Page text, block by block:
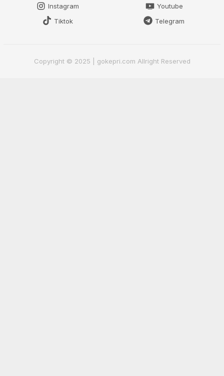
Instagram
Youtube
Tiktok
Telegram
Copyright © 2025 | gokepri.com Allright Reserved